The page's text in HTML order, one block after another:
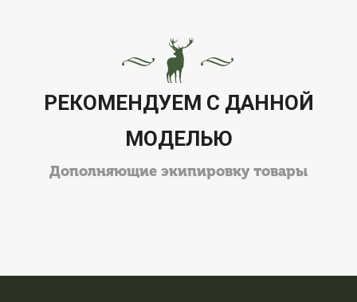
РЕКОМЕНДУЕМ С ДАННОЙ
МОДЕЛЬЮ
Дополняющие экипировку товары